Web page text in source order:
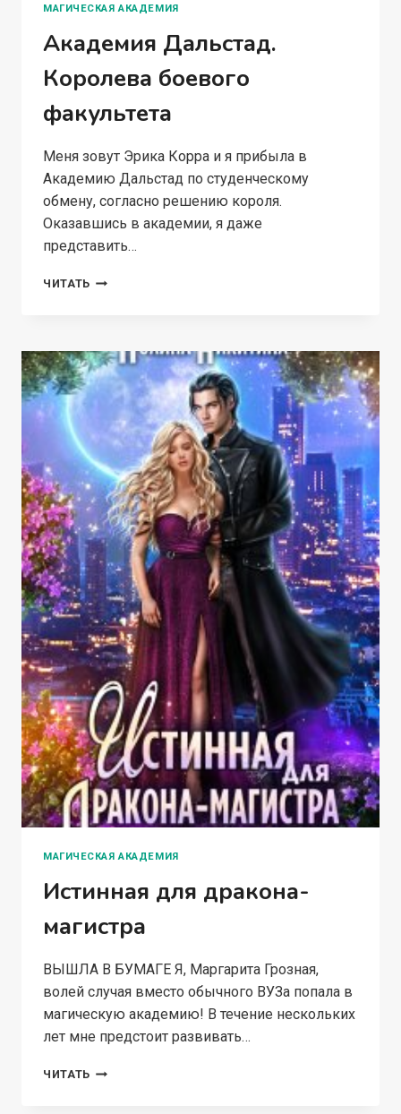
МАГИЧЕСКАЯ АКАДЕМИЯ
Академия Дальстад.
Королева боевого
факультета
Меня зовут Эрика Корра и я прибыла в
Академию Дальстад по студенческому
обмену, согласно решению короля.
Оказавшись в академии, я даже
представить…
ЧИТАТЬ АКАДЕМИЯ
ФАКУЛЬТЕТА
МАГИЧЕСКАЯ АКАДЕМИЯ
Истинная для дракона-
магистра
ВЫШЛА В БУМАГЕ Я, Маргарита Грозная,
волей случая вместо обычного ВУЗа попала в
магическую академию! В течение нескольких
лет мне предстоит развивать…
ЧИТАТЬ ИСТИННАЯ